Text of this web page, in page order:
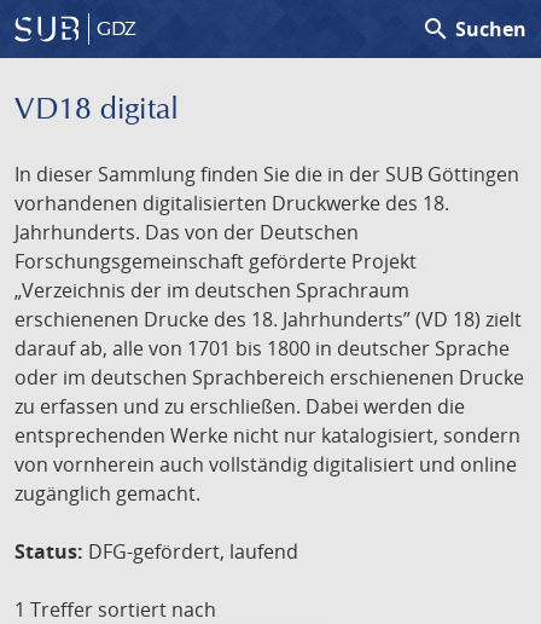
GDZ search Suchen
VD18 digital
In dieser Sammlung finden Sie die in der SUB Göttingen
vorhandenen digitalisierten Druckwerke des 18.
Jahrhunderts. Das von der Deutschen
Forschungsgemeinschaft geförderte Projekt
„Verzeichnis der im deutschen Sprachraum
erschienenen Drucke des 18. Jahrhunderts” (VD 18) zielt
darauf ab, alle von 1701 bis 1800 in deutscher Sprache
oder im deutschen Sprachbereich erschienenen Drucke
zu erfassen und zu erschließen. Dabei werden die
entsprechenden Werke nicht nur katalogisiert, sondern
von vornherein auch vollständig digitalisiert und online
zugänglich gemacht.
Status: DFG-gefördert, laufend
1 Treffer sortiert nach